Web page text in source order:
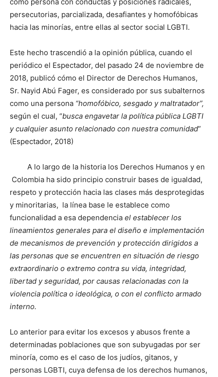
persecutorias, parcializada, desafiantes y homofóbicas
hacia las minorías, entre ellas al sector social LGBTI.
Este hecho trascendió a la opinión pública, cuando el
periódico el Espectador, del pasado 24 de noviembre de
2018, publicó cómo el Director de Derechos Humanos,
Sr. Nayid Abú Fager, es considerado por sus subalternos
como una persona “homofóbico, sesgado y maltratador”,
según el cual, “busca engavetar la política pública LGBTI
y cualquier asunto relacionado con nuestra comunidad”
(Espectador, 2018)
A lo largo de la historia los Derechos Humanos y en
Colombia ha sido principio construir bases de igualdad,
respeto y protección hacia las clases más desprotegidas
y minoritarias, la línea base le establece como
funcionalidad a esa dependencia el establecer los
lineamientos generales para el diseño e implementación
de mecanismos de prevención y protección dirigidos a
las personas que se encuentren en situación de riesgo
extraordinario o extremo contra su vida, integridad,
libertad y seguridad, por causas relacionadas con la
violencia política o ideológica, o con el conflicto armado
interno.
Lo anterior para evitar los excesos y abusos frente a
determinadas poblaciones que son subyugadas por ser
minoría, como es el caso de los judíos, gitanos, y
personas LGBTI, cuya defensa de los derechos humanos,